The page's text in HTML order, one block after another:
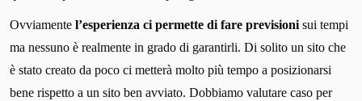
Ovviamente l’esperienza ci permette di fare previsioni sui tempi
ma nessuno è realmente in grado di garantirli. Di solito un sito che
è stato creato da poco ci metterà molto più tempo a posizionarsi
bene rispetto a un sito ben avviato. Dobbiamo valutare caso per